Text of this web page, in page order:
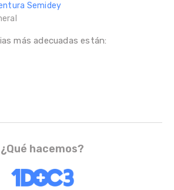
Semidey
más adecuadas están:
¿Qué hacemos?